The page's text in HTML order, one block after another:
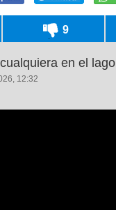
9
en el lago
12:32